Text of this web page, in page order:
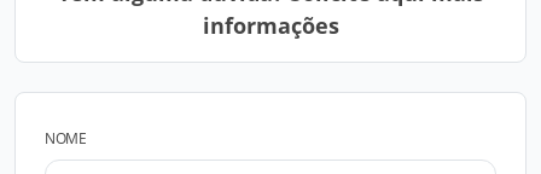
informações
NOME